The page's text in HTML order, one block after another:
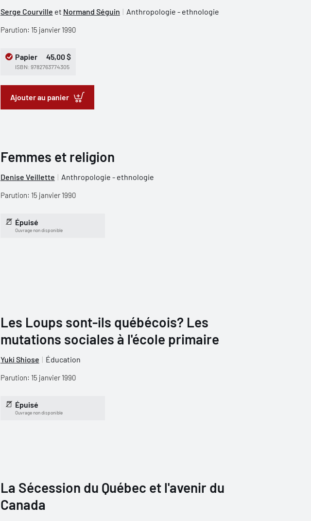
Serge Courville et Normand Séguin Anthropologie - ethnologie
Parution: 15 janvier 1990
Papier 45,00 $
ISBN: 9782763774305
Ajouter au panier
Femmes et religion
Denise Veillette Anthropologie - ethnologie
Parution: 15 janvier 1990
Épuisé
Ouvrage non disponible
Les Loups sont-ils québécois? Les
mutations sociales à l'école primaire
Yuki Shiose Éducation
Parution: 15 janvier 1990
Épuisé
Ouvrage non disponible
La Sécession du Québec et l'avenir du
Canada